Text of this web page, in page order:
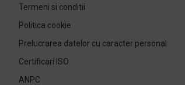
Termeni si conditii
Politica cookie
Prelucrarea datelor cu caracter personal
Certificari ISO
ANPC